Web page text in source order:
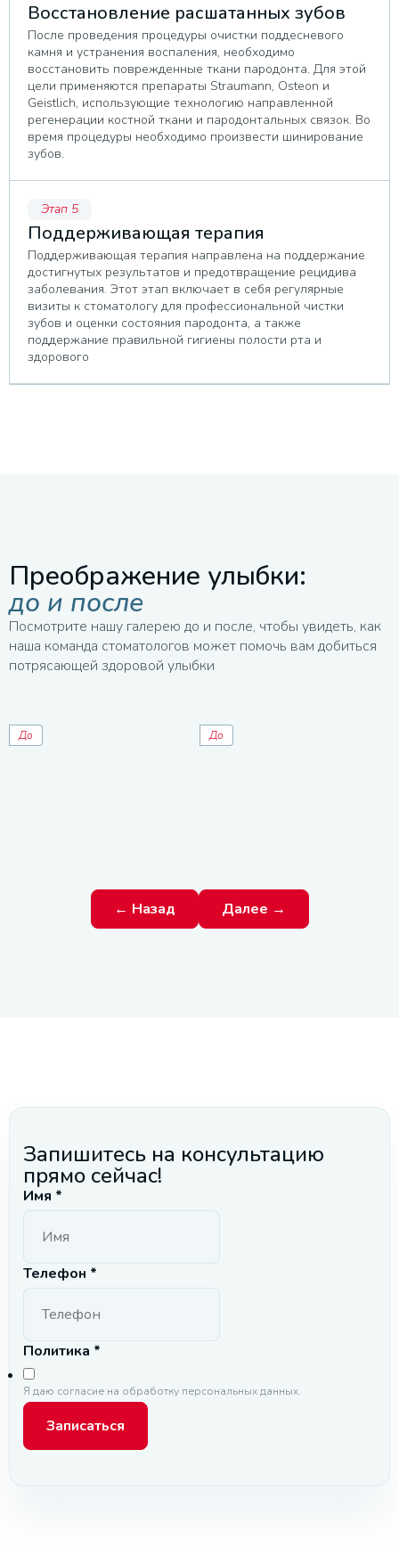
Восстановление расшатанных зубов
После проведения процедуры очистки поддесневого
камня и устранения воспаления, необходимо
восстановить поврежденные ткани пародонта. Для этой
цели применяются препараты Straumann, Osteon и
Geistlich, использующие технологию направленной
регенерации костной ткани и пародонтальных связок. Во
время процедуры необходимо произвести шинирование
зубов.
Этап 5
Поддерживающая терапия
Поддерживающая терапия направлена на поддержание
достигнутых результатов и предотвращение рецидива
заболевания. Этот этап включает в себя регулярные
визиты к стоматологу для профессиональной чистки
зубов и оценки состояния пародонта, а также
поддержание правильной гигиены полости рта и
здорового
Преображение улыбки:
до и после
Посмотрите нашу галерею до и после, чтобы увидеть, как
наша команда стоматологов может помочь вам добиться
потрясающей здоровой улыбки
До До
← Назад Далее →
Запишитесь на консультацию
прямо сейчас!
Имя *
Телефон *
Политика *
Я даю согласие на обработку персональных данных.
Записаться